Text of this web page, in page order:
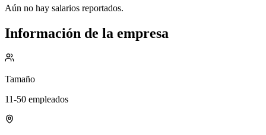
Aún no hay salarios reportados.
Información de la empresa
Tamaño
11-50 empleados